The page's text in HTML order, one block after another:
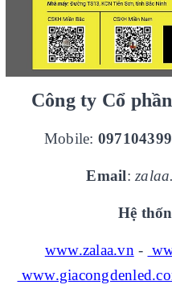
Công ty Cổ
Mobile:
Email:
Hệ
www.zalaa.vn-